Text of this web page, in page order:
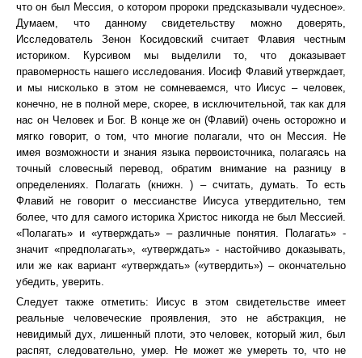
что он был Мессия, о котором пророки предсказывали чудесное».
Думаем, что данному свидетельству можно доверять,
Исследователь Зенон Косидовский считает Флавия честным
историком. Курсивом мы выделили то, что доказывает
правомерность нашего исследования. Иосиф Флавий утверждает,
и мы нисколько в этом не сомневаемся, что Иисус – человек,
конечно, не в полной мере, скорее, в исключительной, так как для
нас он Человек и Бог. В конце же он (Флавий) очень осторожно и
мягко говорит, о том, что многие полагали, что он Мессия. Не
имея возможности и знания языка первоисточника, полагаясь на
точный словесный перевод, обратим внимание на разницу в
определениях. Полагать (книжн. ) – считать, думать. То есть
Флавий не говорит о мессианстве Иисуса утвердительно, тем
более, что для самого историка Христос никогда не был Мессией.
«Полагать» и «утверждать» – различные понятия. Полагать» -
значит «предполагать», «утверждать» - настойчиво доказывать,
или же как вариант «утверждать» («утвердить») – окончательно
убедить, уверить.
Следует также отметить: Иисус в этом свидетельстве имеет
реальные человеческие проявления, это не абстракция, не
невидимый дух, лишенный плоти, это человек, который жил, был
распят, следовательно, умер. Не может же умереть то, что не